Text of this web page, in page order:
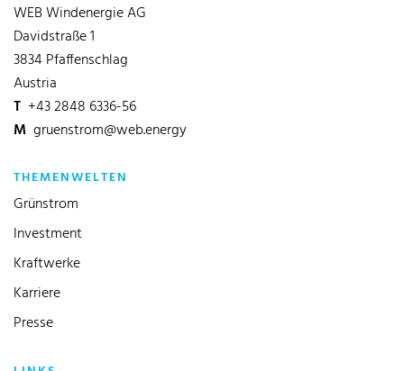
WEB Windenergie AG
Davidstraße 1
3834 Pfaffenschlag
Austria
T +43 2848 6336-56
M gruenstrom@web.energy
THEMENWELTEN
Grünstrom
Investment
Kraftwerke
Karriere
Presse